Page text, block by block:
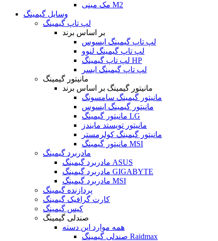
مک مینی M2
وسایل گیمینگ
لپ تاپ گیمینگ
بر اساس برند
لپ تاپ گیمینگ ایسوس
لپ تاپ گیمینگ لنوو
لپ تاپ گیمینگ HP
لپ تاپ گیمینگ ایسر
مانیتور گیمینگ
مانیتور گیمینگ بر اساس برند
مانیتور گیمینگ سامسونگ
مانیتور گیمینگ ایسوس
مانیتور گیمینگ LG
مانیتور تویستد مایندز
مانیتور گیمینگ کولرمستر
مانیتور گیمینگ MSI
مادربرد گیمینگ
مادربرد گیمینگ ASUS
مادربرد گیمینگ GIGABYTE
مادربرد گیمینگ MSI
پردازنده گیمینگ
کارت گرافیک گیمینگ
کیس گیمینگ
صندلی گیمینگ
همه موارد این دسته
صندلی گیمینگ Raidmax